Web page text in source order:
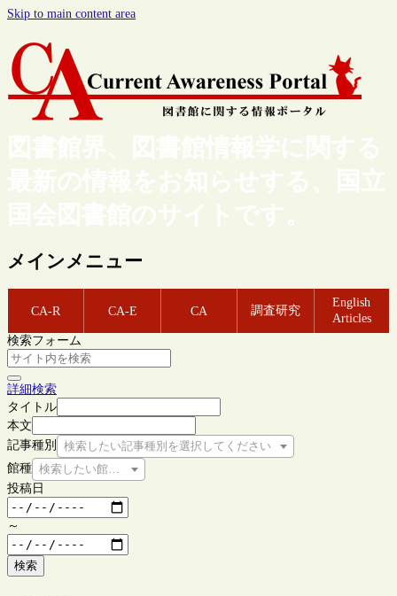
Skip to main content area
図書館界、図書館情報学に関する
最新の情報をお知らせする、国立
国会図書館のサイトです。
メインメニュー
CA-R CA-E CA 調査研究
English
Articles
検索フォーム
詳細検索
タイトル
本文
記事種別
検索したい記事種別を選択してください
館種 検索したい館種を選択してください
投稿日
～
検索